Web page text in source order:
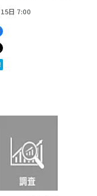
日 7:00